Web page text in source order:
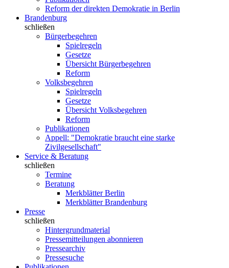
Reform der direkten Demokratie in Berlin
Brandenburg
schließen
Bürgerbegehren
Spielregeln
Gesetze
Übersicht Bürgerbegehren
Reform
Volksbegehren
Spielregeln
Gesetze
Übersicht Volksbegehren
Reform
Publikationen
Appell: "Demokratie braucht eine starke
Zivilgesellschaft"
Service & Beratung
schließen
Termine
Beratung
Merkblätter Berlin
Merkblätter Brandenburg
Presse
schließen
Hintergrundmaterial
Pressemitteilungen abonnieren
Pressearchiv
Pressesuche